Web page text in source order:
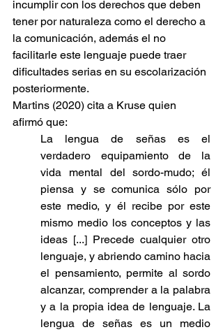
incumplir con los derechos que deben
tener por naturaleza como el derecho a
la comunicación, además el no
facilitarle este lenguaje puede traer
dificultades serias en su escolarización
posteriormente.
Martins (2020) cita a Kruse quien
afirmó que:
La lengua de señas es el
verdadero equipamiento de la
vida mental del sordo-mudo; él
piensa y se comunica sólo por
este medio, y él recibe por este
mismo medio los conceptos y las
ideas [...] Precede cualquier otro
lenguaje, y abriendo camino hacia
el pensamiento, permite al sordo
alcanzar, comprender a la palabra
y a la propia idea de lenguaje. La
lengua de señas es un medio